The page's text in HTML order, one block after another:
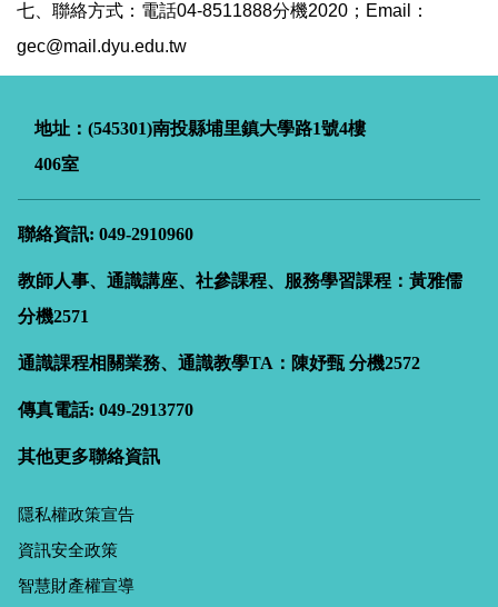
七、聯絡方式：電話04-8511888分機2020；Email：
gec@mail.dyu.edu.tw
地址：(545301)南投縣埔里鎮大學路1號4樓
406室
聯絡資訊: 049-2910960
教師人事、通識講座、社參課程、服務學習課程：黃雅儒
分機2571
通識課程相關業務、通識教學TA：陳妤甄 分機2572
傳真電話: 049-2913770
其他更多聯絡資訊
隱私權政策宣告
資訊安全政策
智慧財產權宣導